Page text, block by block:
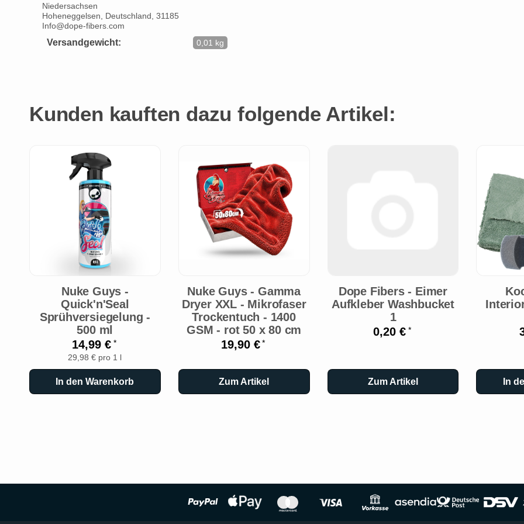
Niedersachsen
Hoheneggelsen, Deutschland, 31185
Info@dope-fibers.com
Versandgewicht: 0,01 kg
Kunden kauften dazu folgende Artikel:
Nuke Guys -
Quick'n'Seal
Sprühversiegelung -
500 ml
14,99 €*
29,98 € pro 1 l
In den Warenkorb
Nuke Guys - Gamma
Dryer XXL - Mikrofaser
Trockentuch - 1400
GSM - rot 50 x 80 cm
19,90 €*
Zum Artikel
Dope Fibers - Eimer
Aufkleber Washbucket
1
0,20 €*
Zum Artikel In